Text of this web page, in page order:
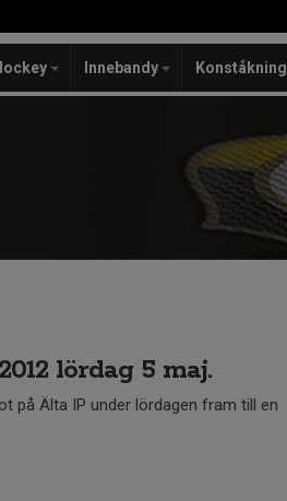
Innebandy Konståkning
lördag 5 maj.
på Älta IP under lördagen fram till en